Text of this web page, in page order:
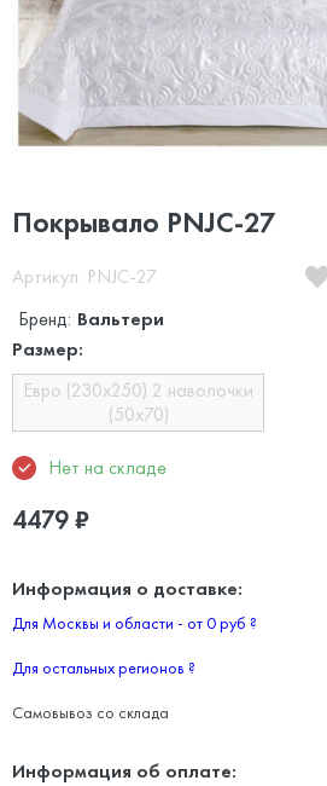
Покрывало PNJC-27
Артикул: PNJC-27
Бренд: Вальтери
Размер:
Евро (230х250) 2 наволочки
(50х70)
Нет на складе
4479₽
Информация о доставке:
Для Москвы и области - от 0 руб ?
Для остальных регионов ?
Самовывоз со склада
Информация об оплате: